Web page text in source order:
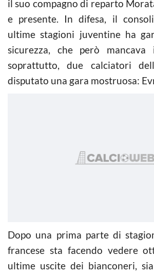
il suo compagno di reparto
e presente. In difesa, il
ultime stagioni juventine ha
sicurezza, che però
soprattutto, due calciatori
disputato una gara mostruosa:
Dopo una prima parte di
francese sta facendo vedere
ultime uscite dei bianconeri,